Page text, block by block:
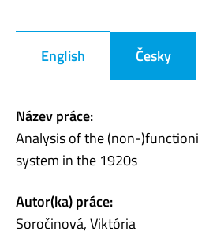
English Česky
Název práce:
Analysis of the (non-
system in the 1920s
Autor(ka) práce:
Soročinová, Viktória